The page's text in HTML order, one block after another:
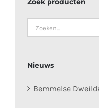
Zoek producten
Nieuws
Bemmelse